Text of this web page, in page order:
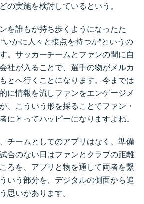
の実施を検討しているという。
を誰もが持ち歩くようになったた
いかに人々と接点を持つか”というの
。サッカーチームとファンの間に自
社が入ることで、選手の物がメルカ
とへ行くことになります。今までは
に情報を流しファンをエンゲージメ
、こういう形を採ることでファン・
にとってハッピーになりますよね。
チームとしてのアプリはなく、準備
合のない日はファンとクラブの距離
ろを、アプリと物を通して両者を繋
いう部分を、デジタルの側面から追
思いがあります。